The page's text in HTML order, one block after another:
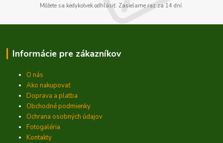
Môžete sa kedykoľvek odhlásiť. Zasielame raz za 14 dní.
Informácie pre zákazníkov
O nás
Ako nakupovať
Doprava a platba
Obchodné podmienky
Ochrana osobných údajov
Fotogaléria
Kontakty